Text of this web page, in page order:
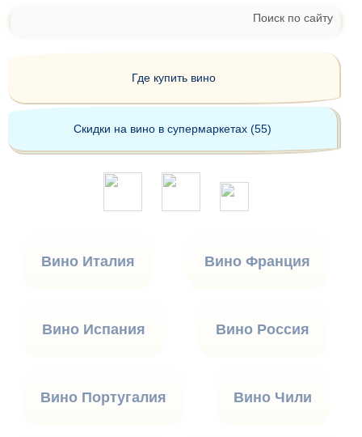
Поиск по сайту
Где купить вино
Скидки на вино в супермаркетах (55)
Вино Италия Вино Франция
Вино Испания Вино Россия
Вино Португалия Вино Чили